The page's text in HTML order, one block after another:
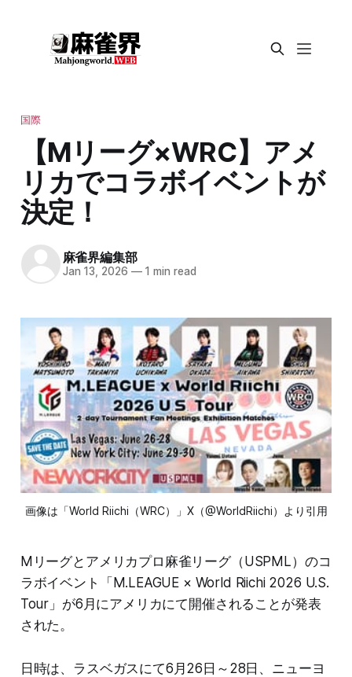
国際
【Mリーグ×WRC】アメ
リカでコラボイベントが
決定！
麻雀界編集部
Jan 13, 2026 —1 min read
画像は「World Riichi（WRC）」X（@WorldRiichi）より引用
Mリーグとアメリカプロ麻雀リーグ（USPML）のコ
ラボイベント「M.LEAGUE × World Riichi 2026 U.S.
Tour」が6月にアメリカにて開催されることが発表
された。
日時は、ラスベガスにて6月26日～28日、ニューヨ